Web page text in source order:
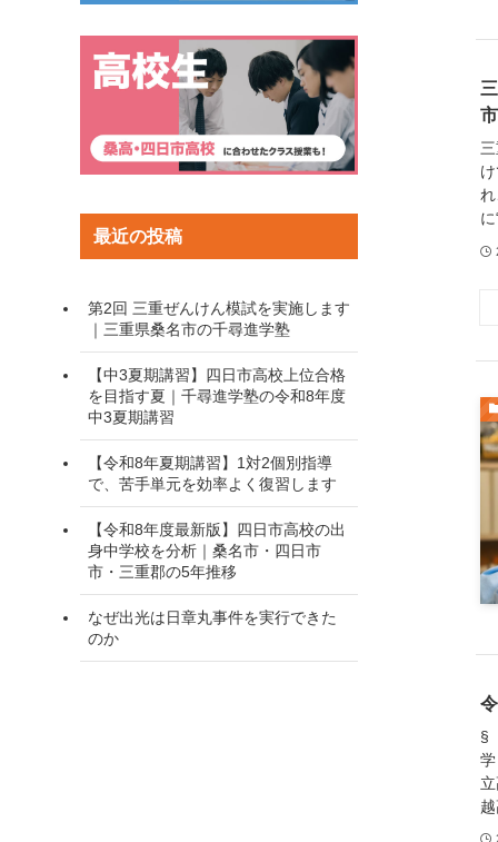
§
最近の投稿
第2回 三重ぜんけん模試を実施します
｜三重県桑名市の千尋進学塾
【中3夏期講習】四日市高校上位合格
を目指す夏｜千尋進学塾の令和8年度
中3夏期講習
【令和8年夏期講習】1対2個別指導
で、苦手単元を効率よく復習します
【令和8年度最新版】四日市高校の出
身中学校を分析｜桑名市・四日市
市・三重郡の5年推移
なぜ出光は日章丸事件を実行できた
のか